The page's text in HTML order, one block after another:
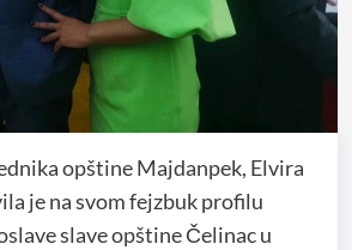
opštine Majdanpek, Elvira
je na svom fejzbuk profilu
slave opštine Čelinac u